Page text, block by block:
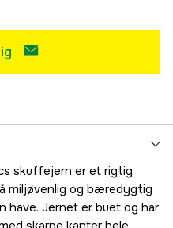
skuffejern er et rigtig
miljøvenlig og bæredygtig
have. Jernet er buet og har